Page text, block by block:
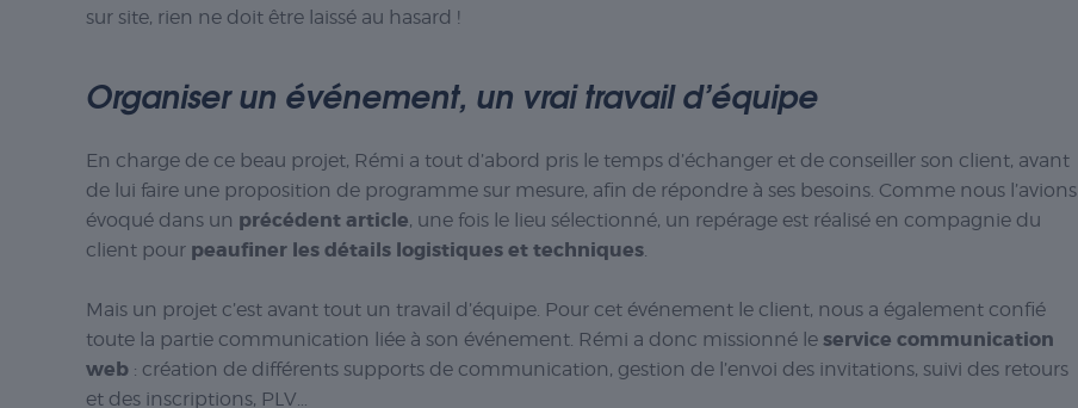
sur site, rien ne doit être laissé au hasard !
Organiser un événement, un vrai travail d’équipe
En charge de ce beau projet, Rémi a tout d’abord pris le temps d’échanger et de conseiller son client, avant
de lui faire une proposition de programme sur mesure, afin de répondre à ses besoins. Comme nous l’avions
évoqué dans un précédent article, une fois le lieu sélectionné, un repérage est réalisé en compagnie du
client pour peaufiner les détails logistiques et techniques.
Mais un projet c’est avant tout un travail d’équipe. Pour cet événement le client, nous a également confié
toute la partie communication liée à son événement. Rémi a donc missionné le service communication
web : création de différents supports de communication, gestion de l’envoi des invitations, suivi des retours
et des inscriptions, PLV…